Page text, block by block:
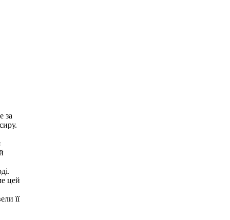
за
цей
її